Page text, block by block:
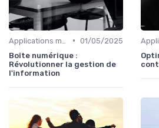
• 01/05/2025
Boîte numérique :
Révolutionner la gestion de
l'information